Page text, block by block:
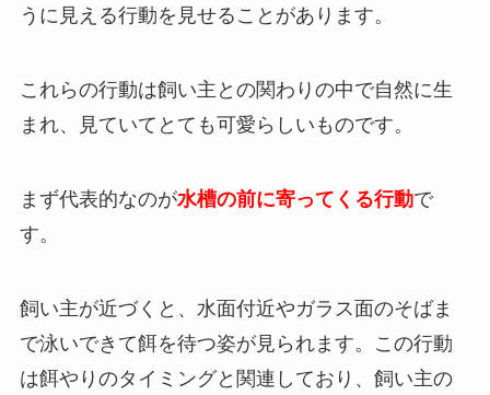
うに見える行動を見せることがあります。
これらの行動は飼い主との関わりの中で自然に生
まれ、見ていてとても可愛らしいものです。
まず代表的なのが水槽の前に寄ってくる行動で
す。
飼い主が近づくと、水面付近やガラス面のそばま
で泳いできて餌を待つ姿が見られます。この行動
は餌やりのタイミングと関連しており、飼い主の